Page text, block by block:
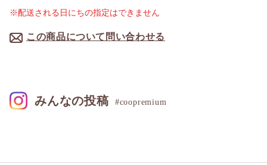
この商品について問い合わせる
※配送される日にちの指定はできません
みんなの投稿 #coopremium